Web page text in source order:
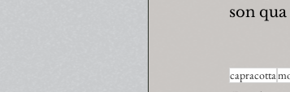
son
capracotta